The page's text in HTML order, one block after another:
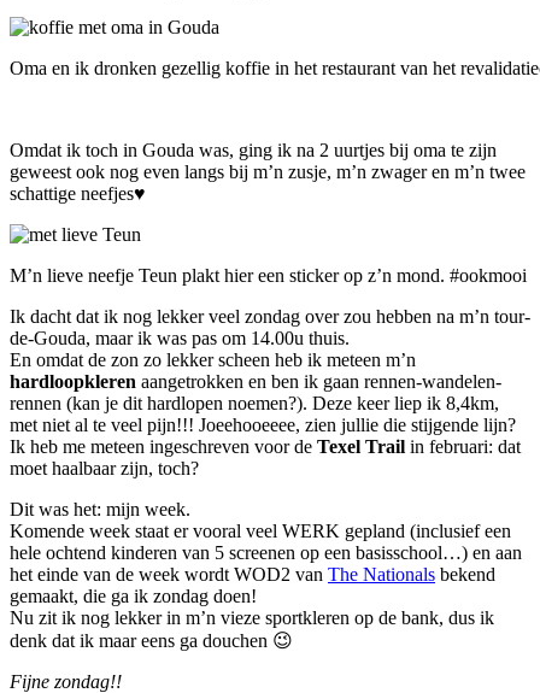
Oma en ik dronken gezellig koffie in het restaurant van het
Omdat ik toch in Gouda was, ging ik na 2 uurtjes bij oma te zijn
geweest ook nog even langs bij m’n zusje, m’n zwager en m’n twee
schattige neefjes♥
M’n lieve neefje Teun plakt hier een sticker op z’n mond. #ookmooi
Ik dacht dat ik nog lekker veel zondag over zou hebben na m’n tour-
de-Gouda, maar ik was pas om 14.00u thuis.
En omdat de zon zo lekker scheen heb ik meteen m’n
hardloopkleren aangetrokken en ben ik gaan rennen-wandelen-
rennen (kan je dit hardlopen noemen?). Deze keer liep ik 8,4km,
met niet al te veel pijn!!! Joeehooeeee, zien jullie die stijgende lijn?
Ik heb me meteen ingeschreven voor de Texel Trail in februari: dat
moet haalbaar zijn, toch?
Dit was het: mijn week.
Komende week staat er vooral veel WERK gepland (inclusief een
hele ochtend kinderen van 5 screenen op een basisschool…) en aan
het einde van de week wordt WOD2 van The Nationals bekend
gemaakt, die ga ik zondag doen!
Nu zit ik nog lekker in m’n vieze sportkleren op de bank, dus ik
denk dat ik maar eens ga douchen 😉
Fijne zondag!!